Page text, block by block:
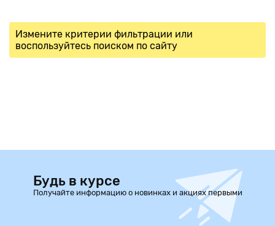
Измените критерии фильтрации или
воспользуйтесь поиском по сайту
Будь в курсе
Получайте информацию о новинках и акциях первыми